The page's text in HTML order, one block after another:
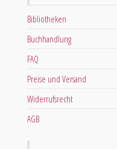
Bibliotheken
Buchhandlung
FAQ
Preise und Versand
Widerrufsrecht
AGB